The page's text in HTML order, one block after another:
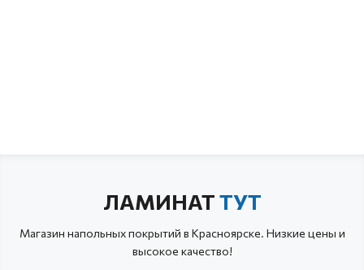
ЛАМИНАТТУТ
Магазин напольных покрытий в Красноярске. Низкие цены и
высокое качество!